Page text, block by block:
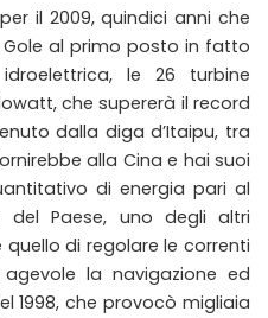
il 2009, quindici anni che
al primo posto in fatto
le 26 turbine
che supererà il record
dalla diga d’Itaipu, tra
alla Cina e hai suoi
di energia pari al
del Paese, uno degli altri
di regolare le correnti
la navigazione ed
1998, che provocò migliaia